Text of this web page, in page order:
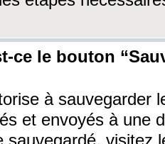
ce le bouton
à sauvegarder
et envoyés à une